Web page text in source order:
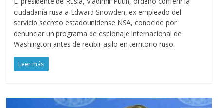
ciudadanía rusa a Edward Snowden, ex empleado del
servicio secreto estadounidense NSA, conocido por
denunciar un programa de espionaje internacional de
Washington antes de recibir asilo en territorio ruso.
Leer más